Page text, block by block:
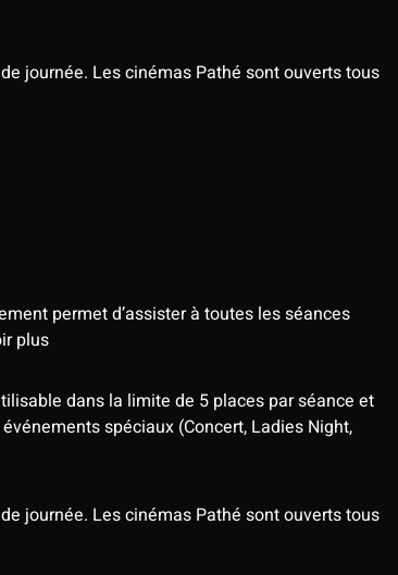
journée. Les cinémas Pathé sont ouverts tous
permet d’assister à toutes les séances
plus
dans la limite de 5 places par séance et
spéciaux (Concert, Ladies Night,
journée. Les cinémas Pathé sont ouverts tous